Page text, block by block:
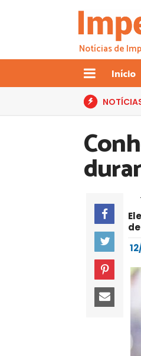
Notícias de
Início